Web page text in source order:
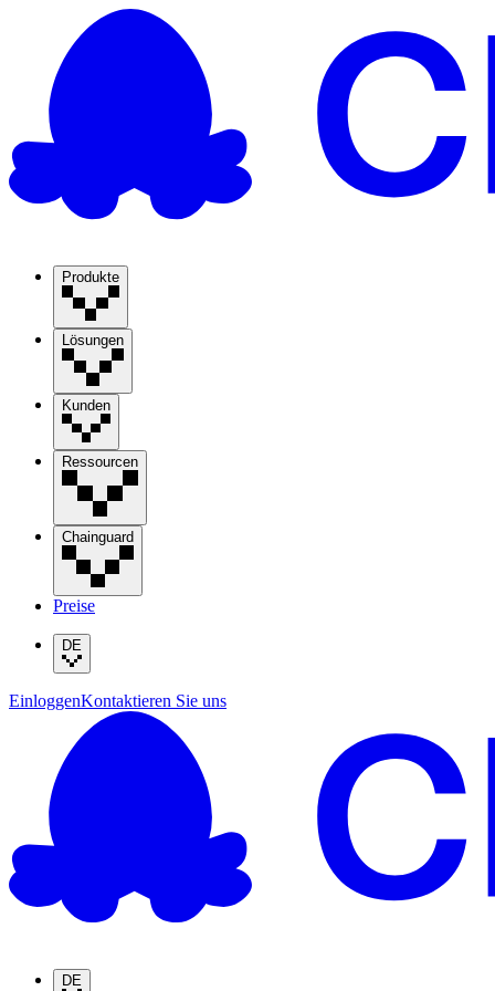
Produkte
Lösungen
Kunden
Ressourcen
Chainguard
Preise
DE
EinloggenKontaktieren Sie uns
DE